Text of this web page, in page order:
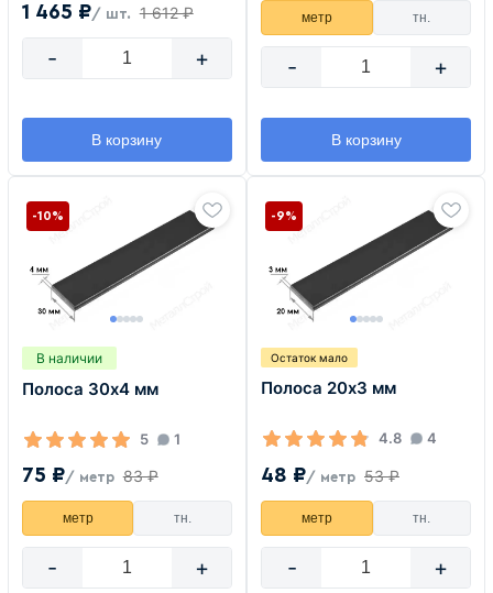
1 465 ₽/ шт. 1 612 ₽
- +
В корзину
метр тн.
- +
В корзину
В наличии
Полоса 30х4 мм
5 1
75 ₽/ метр 83 ₽
-10%
метр тн.
- +
Остаток мало
Полоса 20х3 мм
4.8 4
48 ₽/ метр 53 ₽
-9%
метр тн.
- +